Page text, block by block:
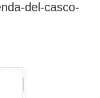
del-casco-